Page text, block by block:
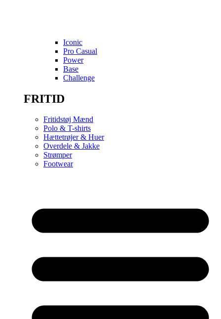
Iconic
Pro Casual
Power
Base
Challenge
FRITID
Fritidstøj Mænd
Polo & T-shirts
Hættetrøjer & Huer
Overdele & Jakke
Strømper
Footwear